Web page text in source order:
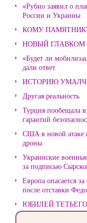
«Рубио заявил о
России и Украины
КОМУ
НОВЫЙ
«Будет ли
дали ответ
ИСТОРИЮ
Другая реальность
Турция пообещала
гарантий
США в новой атаке
дроны
Украинские
за подписью
Европа опасается
после отставки
ЮБИЛЕЙ